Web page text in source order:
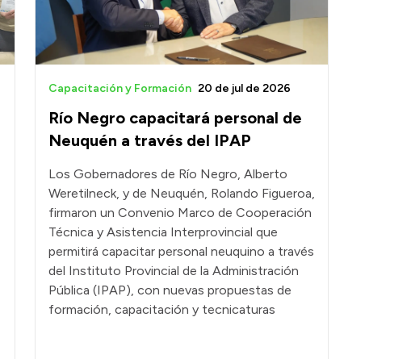
Río Negro capacitará personal de
Neuquén a través del IPAP
Capacitación y Formación 20 de jul de 2026
Los Gobernadores de Río Negro, Alberto
Weretilneck, y de Neuquén, Rolando Figueroa,
firmaron un Convenio Marco de Cooperación
Técnica y Asistencia Interprovincial que
permitirá capacitar personal neuquino a través
del Instituto Provincial de la Administración
Pública (IPAP), con nuevas propuestas de
formación, capacitación y tecnicaturas